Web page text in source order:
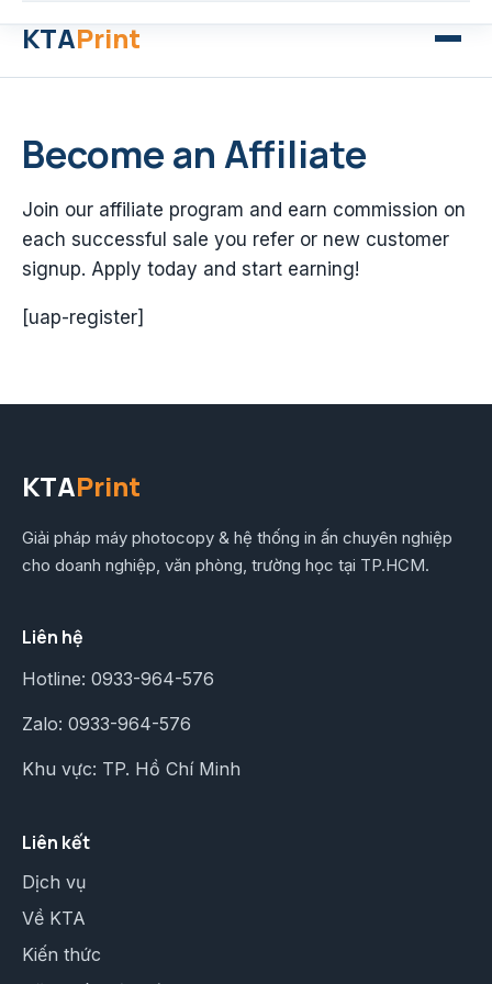
KTAPrint
Become an Affiliate
Join our affiliate program and earn commission on
each successful sale you refer or new customer
signup. Apply today and start earning!
[uap-register]
KTAPrint
Giải pháp máy photocopy & hệ thống in ấn chuyên nghiệp
cho doanh nghiệp, văn phòng, trường học tại TP.HCM.
Liên hệ
Hotline: 0933-964-576
Zalo: 0933-964-576
Khu vực: TP. Hồ Chí Minh
Liên kết
Dịch vụ
Về KTA
Kiến thức